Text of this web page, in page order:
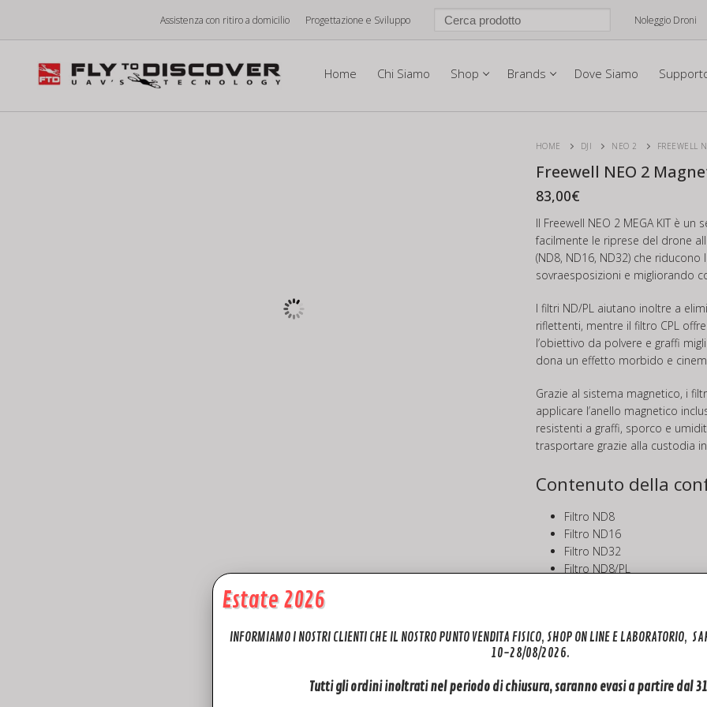
contenuto
Assistenza con ritiro a domicilio Progettazione e Sviluppo Noleggio Droni
Home Chi Siamo Shop Brands Dove Siamo
HOME DJI NEO 2 FREEWELL
Freewell NEO 2
83,00€
Il Freewell NEO 2 MEGA KIT è
facilmente le riprese del drone
(ND8, ND16, ND32) che
sovraesposizioni e migliorando
I filtri ND/PL aiutano inoltre a
riflettenti, mentre il filtro CPL
l’obiettivo da polvere e graffi
dona un effetto morbido e
Grazie al sistema magnetico, i
applicare l’anello magnetico
resistenti a graffi, sporco e
trasportare grazie alla custodia
Contenuto della
Filtro ND8
Filtro ND16
Filtro ND32
Filtro ND8/PL
Filtro UV
Filtro Glow Mist 1/4
Custodia per filtri
Estate 2026
INFORMIAMO I NOSTRI CLIENTI CHE IL NOSTRO PUNTO VENDITA FISICO, SHOP ON LINE E LABORATORIO,
10-28/08/2026.
Tutti gli ordini inoltrati nel periodo di chiusura, saranno evasi a partire dal